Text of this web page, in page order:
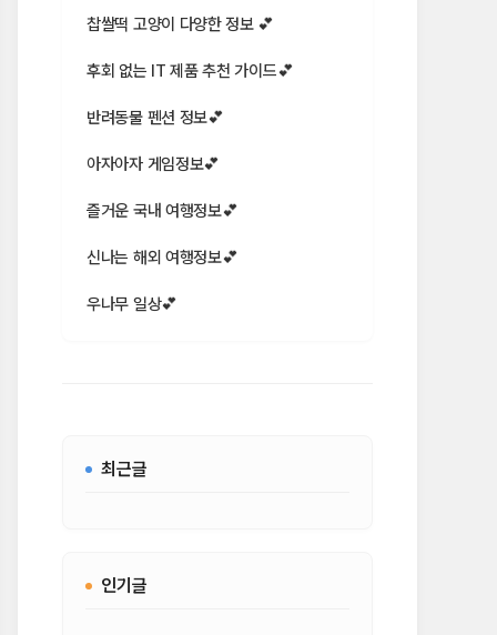
찹쌀떡 고양이 다양한 정보 💕
후회 없는 IT 제품 추천 가이드💕
반려동물 펜션 정보💕
아자아자 게임정보💕
즐거운 국내 여행정보💕
신나는 해외 여행정보💕
우나무 일상💕
최근글
인기글